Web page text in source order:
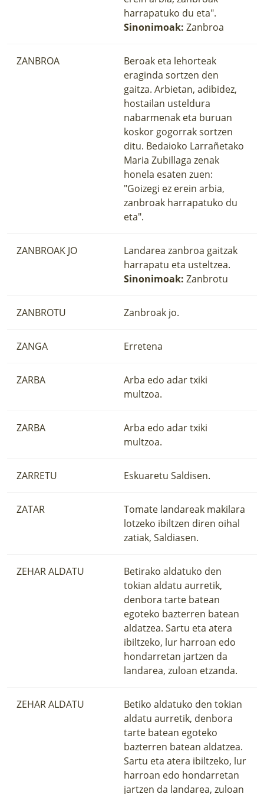
harrapatuko du eta".
Sinonimoak: Zanbroa
ZANBROA
Beroak eta lehorteak
eraginda sortzen den
gaitza. Arbietan, adibidez,
hostailan usteldura
nabarmenak eta buruan
koskor gogorrak sortzen
ditu. Bedaioko Larrañetako
Maria Zubillaga zenak
honela esaten zuen:
"Goizegi ez erein arbia,
zanbroak harrapatuko du
eta".
ZANBROAK JO
Landarea zanbroa gaitzak
harrapatu eta usteltzea.
Sinonimoak: Zanbrotu
ZANBROTU Zanbroak jo.
ZANGA Erretena
ZARBA
Arba edo adar txiki
multzoa.
ZARBA
Arba edo adar txiki
multzoa.
ZARRETU Eskuaretu Saldisen.
ZATAR
Tomate landareak makilara
lotzeko ibiltzen diren oihal
zatiak, Saldiasen.
ZEHAR ALDATU
Betirako aldatuko den
tokian aldatu aurretik,
denbora tarte batean
egoteko bazterren batean
aldatzea. Sartu eta atera
ibiltzeko, lur harroan edo
hondarretan jartzen da
landarea, zuloan etzanda.
ZEHAR ALDATU
Betiko aldatuko den tokian
aldatu aurretik, denbora
tarte batean egoteko
bazterren batean aldatzea.
Sartu eta atera ibiltzeko, lur
harroan edo hondarretan
jartzen da landarea, zuloan